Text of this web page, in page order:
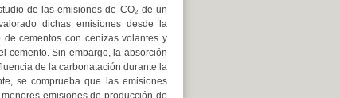
de las emisiones de CO₂ de un
dichas emisiones desde la
cementos con cenizas volantes y
cemento. Sin embargo, la absorción
de la carbonatación durante la
se comprueba que las emisiones
emisiones de producción de